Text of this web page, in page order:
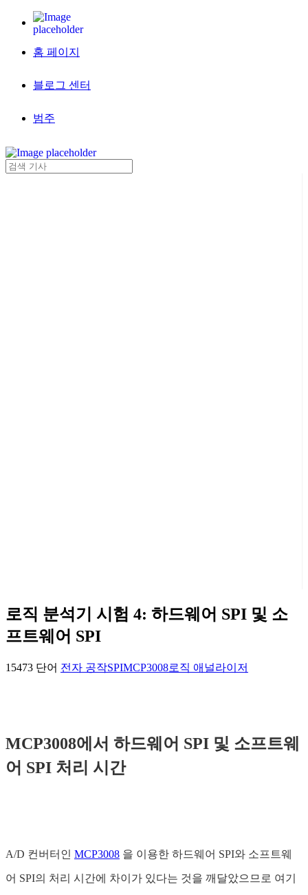
홈 페이지
블로그 센터
범주
로직 분석기 시험 4: 하드웨어 SPI 및 소
프트웨어 SPI
15473 단어 전자 공작SPIMCP3008로직 애널라이저
MCP3008에서 하드웨어 SPI 및 소프트웨
어 SPI 처리 시간
A/D 컨버터인 MCP3008 을 이용한 하드웨어 SPI와 소프트웨
어 SPI의 처리 시간에 차이가 있다는 것을 깨달았으므로 여기